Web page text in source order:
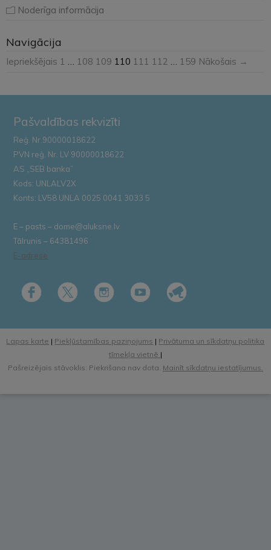
Noderīga informācija
Navigācija
Iepriekšējais 1 108 109 110 111 112 159 Nākošais →
Pašvaldības rekvizīti
Reģ. Nr.90000018622
PVN reģ. Nr. LV 90000018622
AS „SEB banka”
Kods: UNLALV2X
Konts: LV58 UNLA 0025 0041 3033 5
E – pasts – dome@aluksne.lv
Tālrunis – 64381496
E-adrese
Lapas karte | Piekļūstamības paziņojums | Privātuma un sīkdatņu politika
tīmekļa vietnē |
Pašreizējais stāvoklis: Piekrišana nav dota. Mainīt sīkdatņu iestatījumus.